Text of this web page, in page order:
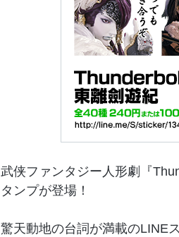
武侠ファンタジー人形劇『
タンプが登場！
驚天動地の台詞が満載のLINE